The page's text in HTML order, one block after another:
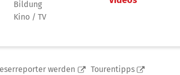
Bildung
Kino / TV
werden Tourentipps